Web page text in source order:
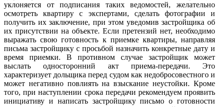
уклоняется от подписания таких ведомостей, желательно
осмотреть квартиру с экспертами, сделать фотографии и
получить их заключение, при этом уведомив застройщика об
их присутствии на объекте. Если претензий нет, необходимо
выражать свою готовность к приемке квартиры, направляя
письма застройщику с просьбой назначить конкретные дату и
время приемки. В противном случае застройщик может
выслать односторонний акт приема-передачи. Это
характеризует дольщика перед судом как недобросовестного и
может негативно повлиять на взыскание неустойки. Кроме
того, при наступлении срока передачи рекомендуем проявить
инициативу и написать застройщику письмо о готовности